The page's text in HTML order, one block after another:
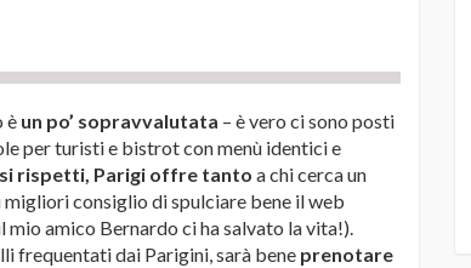
è un po’ sopravvalutata – è vero ci sono posti
per turisti e bistrot con menù identici e
rispetti, Parigi offre tanto a chi cerca un
consiglio di spulciare bene il web
amico Bernardo ci ha salvato la vita!).
frequentati dai Parigini, sarà bene prenotare